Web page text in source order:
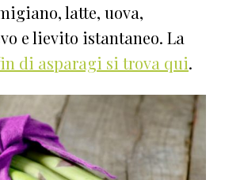
latte, uova,
e lievito istantaneo. La
di asparagi si trova qui.